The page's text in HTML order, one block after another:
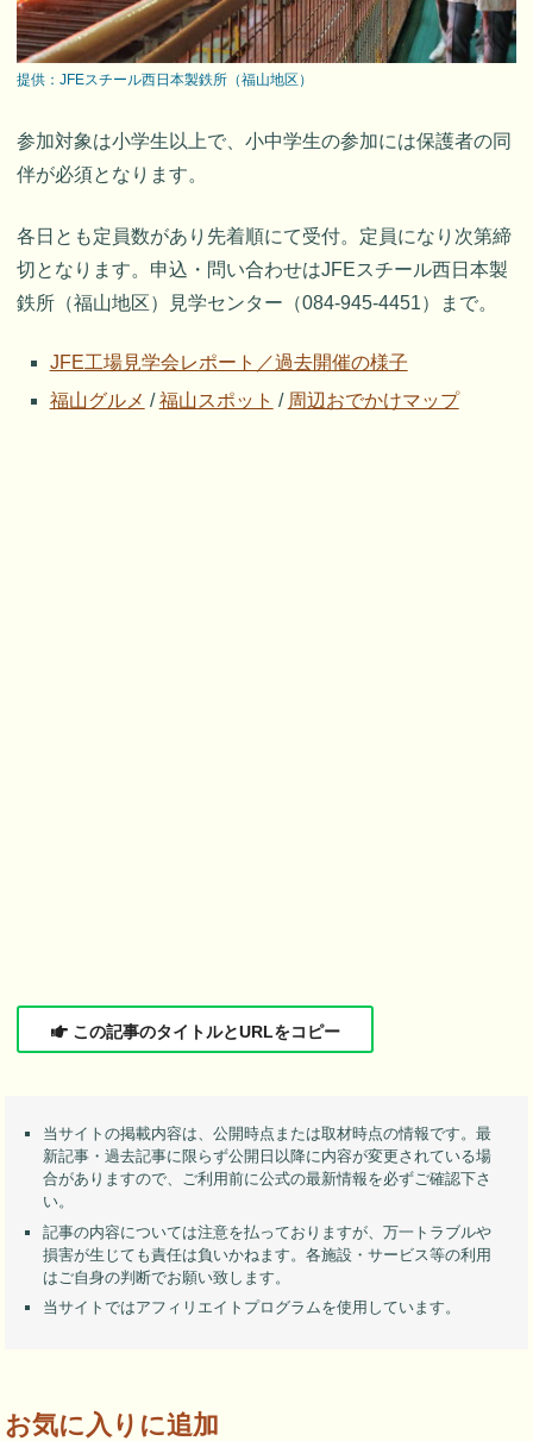
提供：JFEスチール西日本製鉄所（福山地区）
参加対象は小学生以上で、小中学生の参加には保護者の同
伴が必須となります。
各日とも定員数があり先着順にて受付。定員になり次第締
切となります。申込・問い合わせはJFEスチール西日本製
鉄所（福山地区）見学センター（084-945-4451）まで。
JFE工場見学会レポート／過去開催の様子
福山グルメ /福山スポット / 周辺おでかけマップ
この記事のタイトルとURLをコピー
当サイトの掲載内容は、公開時点または取材時点の情報です。最
新記事・過去記事に限らず公開日以降に内容が変更されている場
合がありますので、ご利用前に公式の最新情報を必ずご確認下さ
い。
記事の内容については注意を払っておりますが、万一トラブルや
損害が生じても責任は負いかねます。各施設・サービス等の利用
はご自身の判断でお願い致します。
当サイトではアフィリエイトプログラムを使用しています。
お気に入りに追加